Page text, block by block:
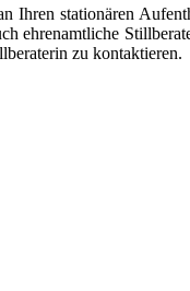
Ihren stationären
ehrenamtliche
zu kontaktieren.